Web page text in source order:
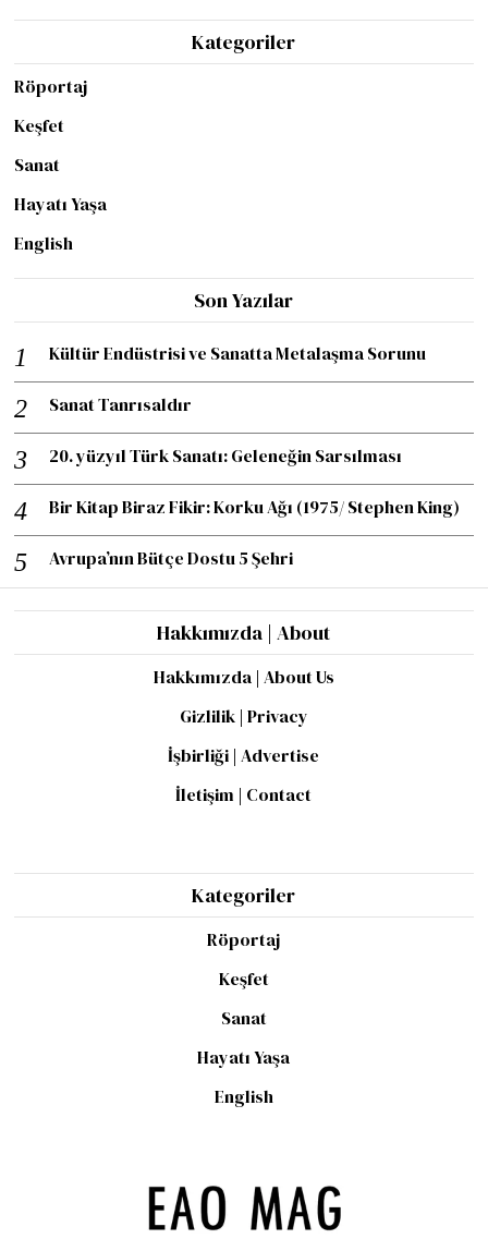
Kategoriler
Röportaj
Keşfet
Sanat
Hayatı Yaşa
English
Son Yazılar
Kültür Endüstrisi ve Sanatta Metalaşma Sorunu
Sanat Tanrısaldır
20. yüzyıl Türk Sanatı: Geleneğin Sarsılması
Bir Kitap Biraz Fikir: Korku Ağı (1975/ Stephen King)
Avrupa’nın Bütçe Dostu 5 Şehri
Hakkımızda | About
Hakkımızda | About Us
Gizlilik | Privacy
İşbirliği | Advertise
İletişim | Contact
Kategoriler
Röportaj
Keşfet
Sanat
Hayatı Yaşa
English